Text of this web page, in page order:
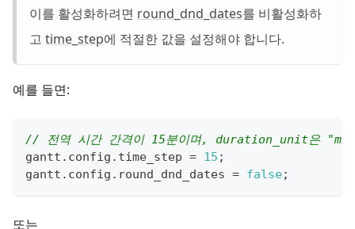
이를 활성화하려면 round_dnd_dates를 비활성화하
고 time_step에 적절한 값을 설정해야 합니다.
예를 들면:
// 전역 시간 간격이 15분이며, duration_unit은
gantt . config . time_step = 15 ;
gantt . config . round_dnd_dates = false;
또는